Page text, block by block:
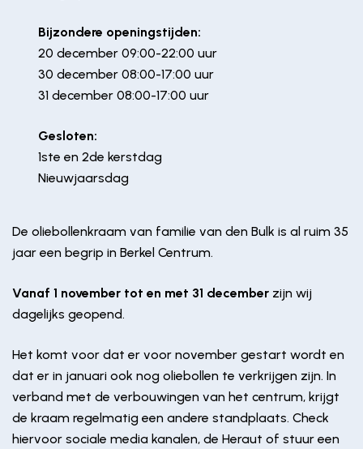
Bijzondere openingstijden:
20 december 09:00-22:00 uur
30 december 08:00-17:00 uur
31 december 08:00-17:00 uur
Gesloten:
1ste en 2de kerstdag
Nieuwjaarsdag
De oliebollenkraam van familie van den Bulk is al ruim 35
jaar een begrip in Berkel Centrum.
Vanaf 1 november tot en met 31 december zijn wij
dagelijks geopend.
Het komt voor dat er voor november gestart wordt en
dat er in januari ook nog oliebollen te verkrijgen zijn. In
verband met de verbouwingen van het centrum, krijgt
de kraam regelmatig een andere standplaats. Check
hiervoor sociale media kanalen, de Heraut of stuur een